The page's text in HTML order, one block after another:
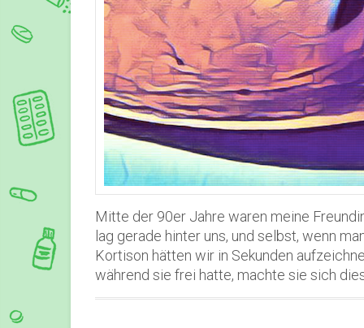
Mitte der 90er Jahre waren meine
lag gerade hinter uns, und selbst, wenn
Kortison hätten wir in Sekunden
während sie frei hatte, machte sie sich